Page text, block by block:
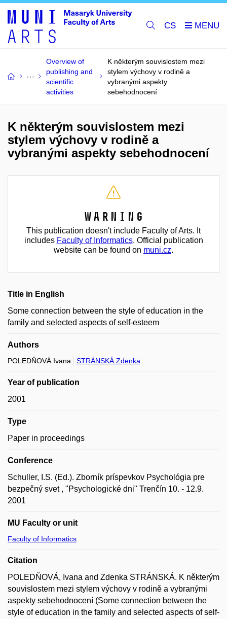
CS
Overview of
publishing and
scientific
activities
K některým souvislostem mezi
stylem výchovy v rodině a
vybranými aspekty
sebehodnocení
K některým souvislostem mezi
stylem výchovy v rodině a
vybranými aspekty sebehodnocení
Warning
This publication doesn't include Faculty of Arts. It
includes Faculty of Informatics. Official publication
website can be found on muni.cz.
Title in English
Some connection between the style of education in the
family and selected aspects of self-esteem
Authors
POLEDŇOVÁ Ivana STRÁNSKÁ Zdenka
Year of publication
2001
Type
Paper in proceedings
Conference
Schuller, I.S. (Ed.). Zborník príspevkov Psychológia pre
bezpečný svet , "Psychologické dni" Trenčín 10. - 12.9.
2001
MU Faculty or unit
Faculty of Informatics
Citation
POLEDŇOVÁ, Ivana and Zdenka STRÁNSKÁ. K některým
souvislostem mezi stylem výchovy v rodině a vybranými
aspekty sebehodnocení (Some connection between the
style of education in the family and selected aspects of self-